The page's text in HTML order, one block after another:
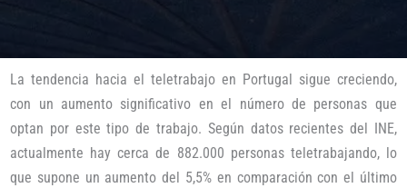
La tendencia hacia el teletrabajo en Portugal sigue creciendo,
con un aumento significativo en el número de personas que
optan por este tipo de trabajo. Según datos recientes del INE,
actualmente hay cerca de 882.000 personas teletrabajando, lo
que supone un aumento del 5,5% en comparación con el último